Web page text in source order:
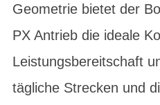
Geometrie bietet der
PX Antrieb die ideale
Leistungsbereitschaft
tägliche Strecken und